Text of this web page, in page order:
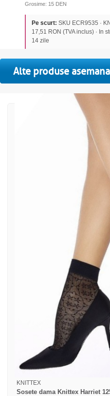
Grosime: 15 DEN
Pe scurt: SKU ECR9535 ·
17,51 RON (TVA inclus) · In
14 zile
Alte produse
KNITTEX
Sosete dama Knittex Harriet